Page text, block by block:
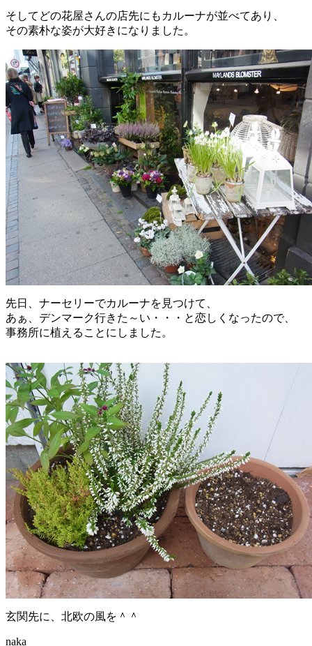
そしてどの花屋さんの店先にもカルーナが並べてあり、
その素朴な姿が大好きになりました。
先日、ナーセリーでカルーナを見つけて、
あぁ、デンマーク行きた～い・・・と恋しくなったので、
事務所に植えることにしました。
玄関先に、北欧の風を＾＾
naka